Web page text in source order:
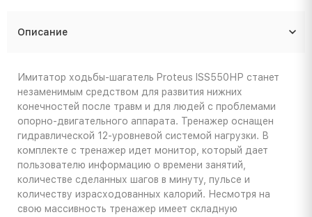
Описание
Имитатор ходьбы-шагатель Proteus ISS550НР станет
незаменимым средством для развития нижних
конечностей после травм и для людей с проблемами
опорно-двигательного аппарата. Тренажер оснащен
гидравлической 12-уровневой системой нагрузки. В
комплекте с тренажер идет монитор, который дает
пользователю информацию о времени занятий,
количестве сделанных шагов в минуту, пульсе и
количеству израсходованных калорий. Несмотря на
свою массивность тренажер имеет складную